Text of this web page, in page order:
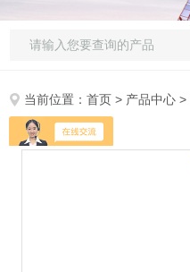
当前位置：首页 > 产品中心 >